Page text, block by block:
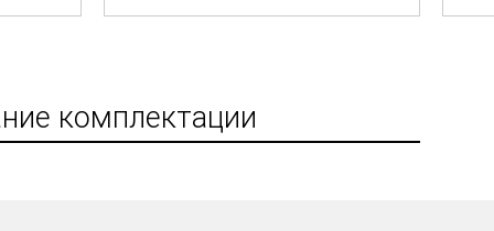
комплектации